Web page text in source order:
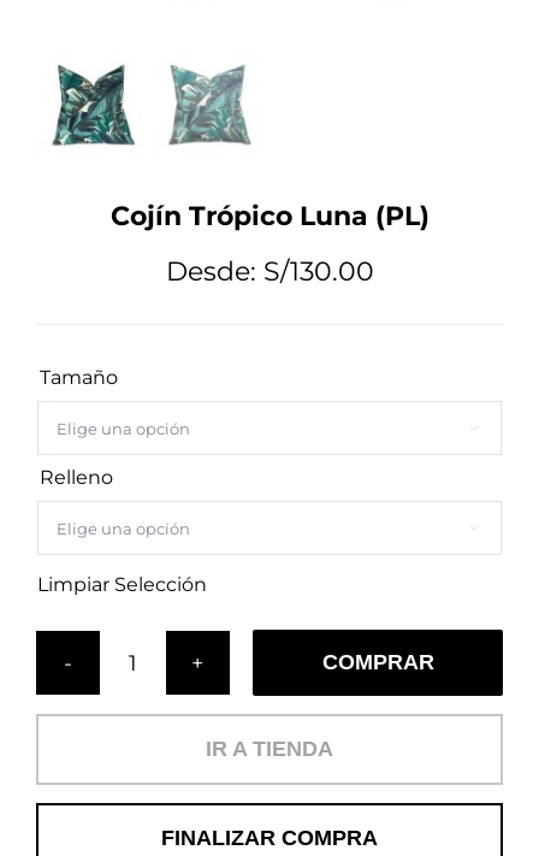
Tips de Diseño
Mi Cuenta
Carrito
Cojín Trópico Luna (PL)
Desde: S/130.00
Tamaño

Relleno

Limpiar Selección
Cojín
cantidad
COMPRAR
IR A TIENDA
FINALIZAR COMPRA